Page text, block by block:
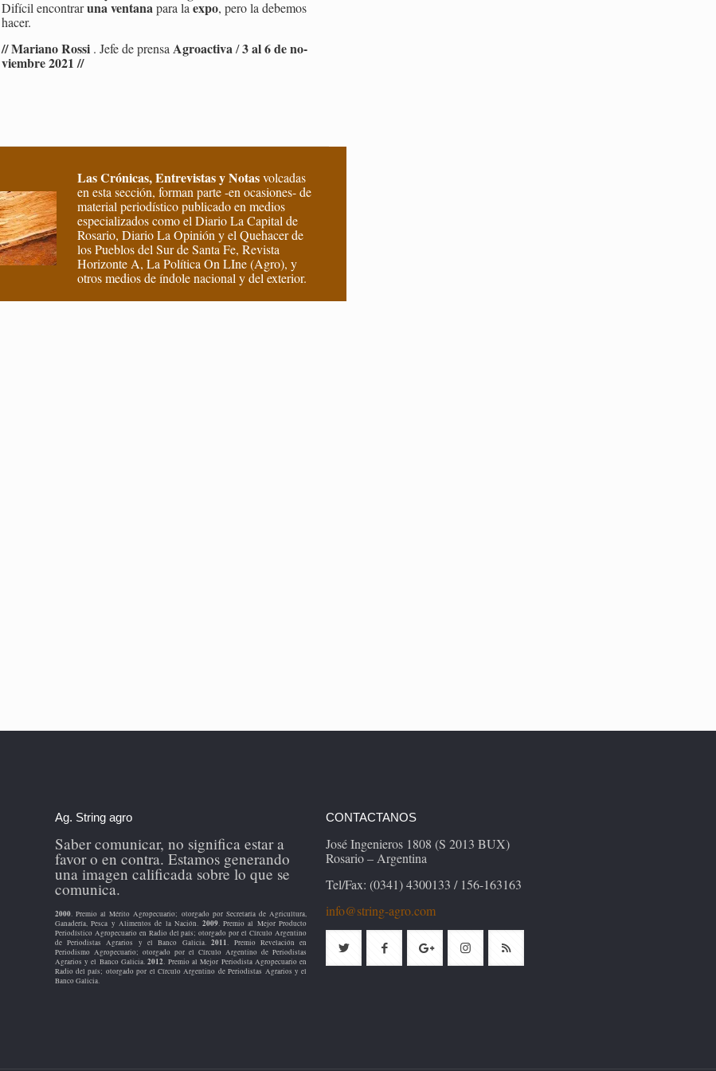
Di­fí­cil en­con­traruna ven­ta­napara laexpo, pero la de­be­mos
hacer.
// Ma­riano Rossi. Jefe de pren­saAgroac­ti­va/3 al 6 de no­
viem­bre 2021 //
Las Crónicas, Entrevistas y Notasvolcadas
en esta sección, forman parte -en ocasiones- de
material periodístico publicado en medios
especializados como el Diario La Capital de
Rosario, Diario La Opinión y el Quehacer de
los Pueblos del Sur de Santa Fe, Revista
Horizonte A, La Política On LIne (Agro), y
otros medios de índole nacional y del exterior.
Ag. String agro
Saber comunicar, no significa estar a
favor o en contra. Estamos generando
una imagen calificada sobre lo que se
comunica.
2000. Premio al Mérito Agropecuario; otorgado por Secretaría de Agricultura,
Ganadería, Pesca y Alimentos de la Nación. 2009. Premio al Mejor Producto
Periodístico Agropecuario en Radio del país; otorgado por el Círculo Argentino
de Periodistas Agrarios y el Banco Galicia.2011. Premio Revelación en
Periodismo Agropecuario; otorgado por el Círculo Argentino de Periodistas
Agrarios y el Banco Galicia.2012. Premio al Mejor Periodista Agropecuario en
Radio del país; otorgado por el Círculo Argentino de Periodistas Agrarios y el
Banco Galicia.
CONTACTANOS
José Ingenieros 1808 (S 2013 BUX)
Rosario – Argentina
Tel/Fax: (0341) 4300133 / 156-163163
info@string-agro.com